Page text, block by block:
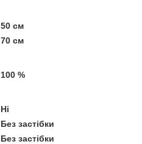
50 см
70 см
100 %
Ні
Без застібки
Без застібки